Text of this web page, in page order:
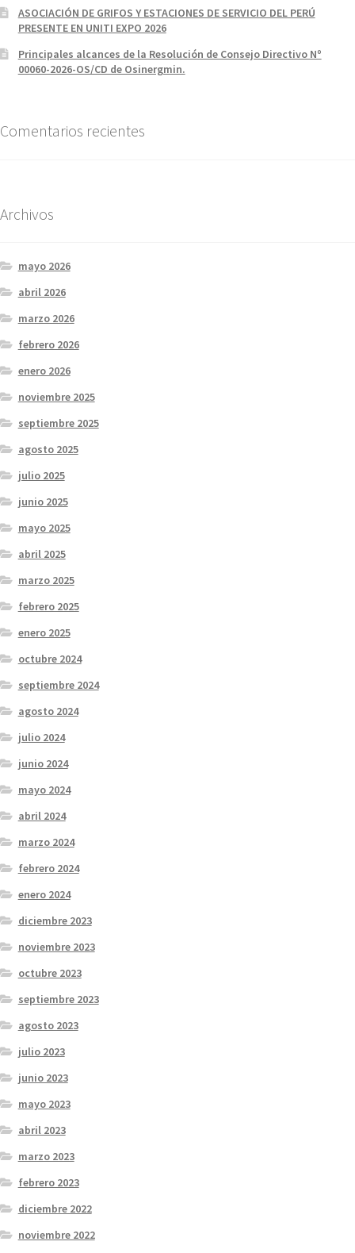
ASOCIACIÓN DE GRIFOS Y ESTACIONES DE SERVICIO DEL PERÚ
PRESENTE EN UNITI EXPO 2026
Principales alcances de la Resolución de Consejo Directivo Nº
00060-2026-OS/CD de Osinergmin.
Comentarios recientes
Archivos
mayo 2026
abril 2026
marzo 2026
febrero 2026
enero 2026
noviembre 2025
septiembre 2025
agosto 2025
julio 2025
junio 2025
mayo 2025
abril 2025
marzo 2025
febrero 2025
enero 2025
octubre 2024
septiembre 2024
agosto 2024
julio 2024
junio 2024
mayo 2024
abril 2024
marzo 2024
febrero 2024
enero 2024
diciembre 2023
noviembre 2023
octubre 2023
septiembre 2023
agosto 2023
julio 2023
junio 2023
mayo 2023
abril 2023
marzo 2023
febrero 2023
diciembre 2022
noviembre 2022